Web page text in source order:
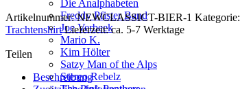
Die Analphabeten
Freddy Pfister Band
Joe Verbeek
Mario K.
Kim Hölter
Satzy Man of the Alps
Stereo Rebelz
Mei
Bier
is
nit
deppat
2024
Artikelnummer:NEWCLASSICT-BIER-1 Kategorie:
TrachtenshirtLieferzeit: ca. 5-7 Werktage
Teilen
Beschreibung